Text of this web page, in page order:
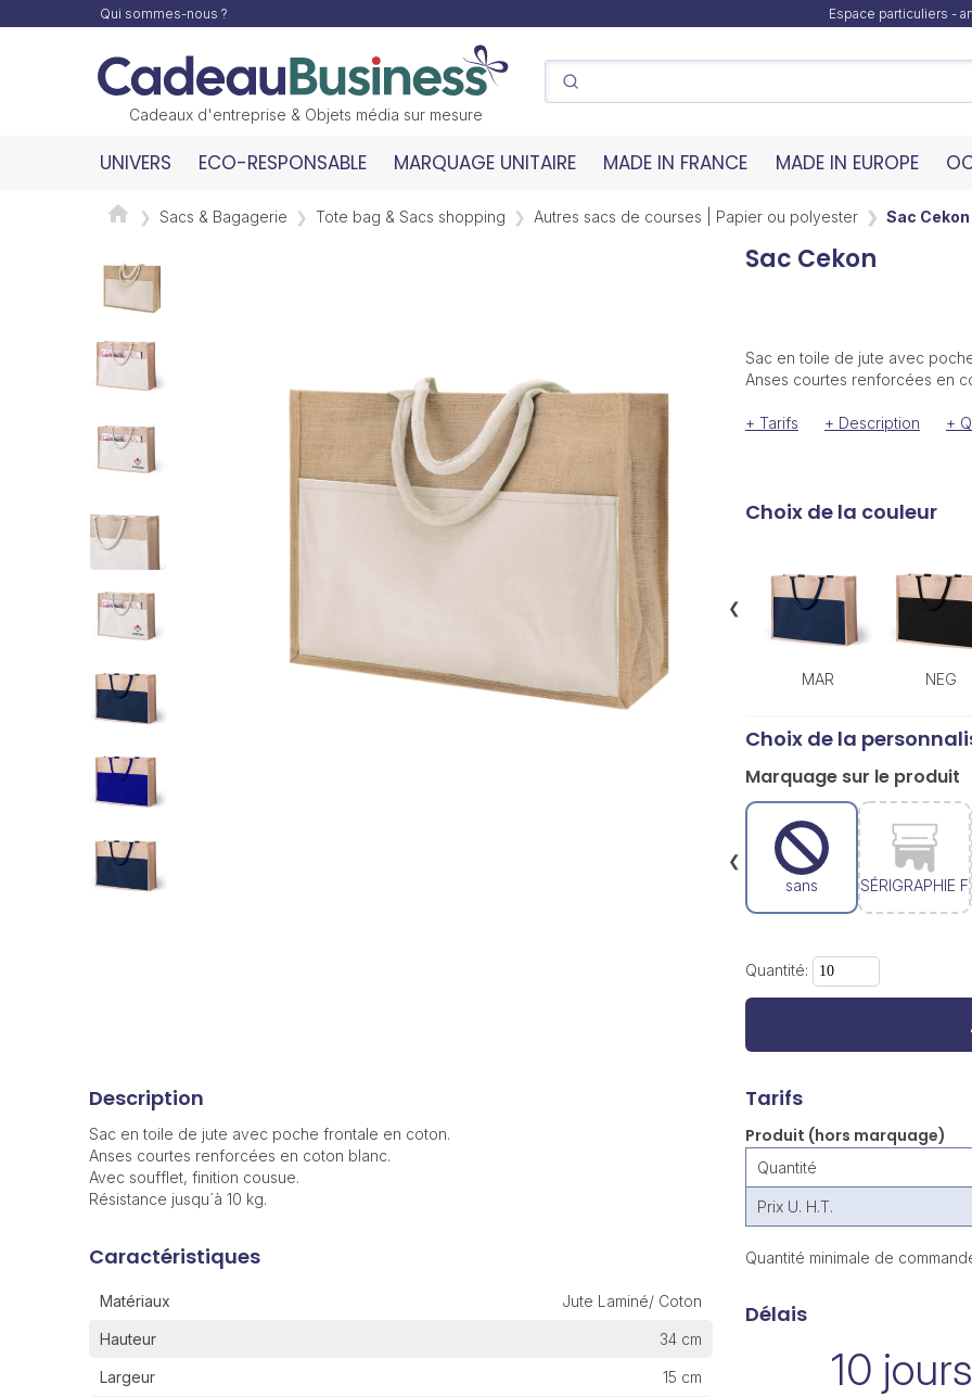
Qui sommes-nous ? Espace particuliers -
Cadeaux d'entreprise & Objets média sur mesure
UNIVERS ECO-RESPONSABLE MARQUAGE UNITAIRE MADE IN FRANCE MADE IN EUROPE
Sacs & Bagagerie Tote bag & Sacs shopping Autres sacs de courses | Papier ou polyester Sac Cekon
Sac Cekon
Sac en toile de jute avec
Anses courtes renforcées en
+ Tarifs + Description +
Choix de la couleur
MAR NEG
❮
Choix de la
Marquage sur le produit
sans SÉRIGRAPHIE F
❮
Quantité:
Description
Sac en toile de jute avec poche frontale en coton.
Anses courtes renforcées en coton blanc.
Avec soufflet, finition cousue.
Résistance jusqu´à 10 kg.
Caractéristiques
Matériaux Jute Laminé/ Coton
Hauteur 34 cm
Largeur 15 cm
Tarifs
Produit (hors marquage)
Quantité
Prix U. H.T.
Quantité minimale de
Délais
10 jours